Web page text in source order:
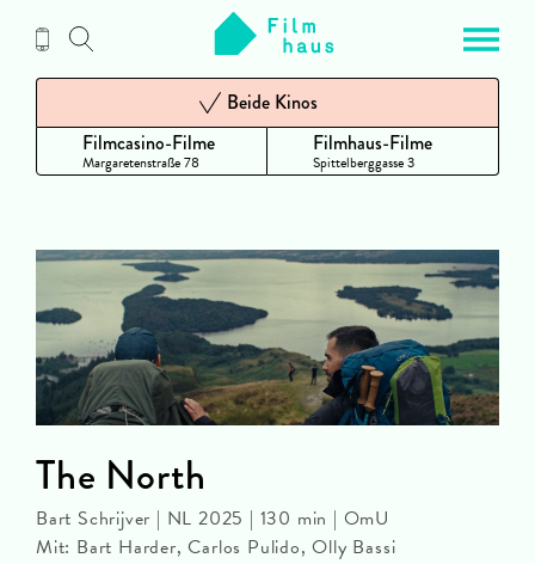
Inhalt
Filmcasino-Filme
Margaretenstraße 78
Beide Kinos
Filmhaus-Filme
Spittelberggasse 3
The North
Bart Schrijver | NL 2025 | 130 min | OmU
Mit: Bart Harder, Carlos Pulido, Olly Bassi